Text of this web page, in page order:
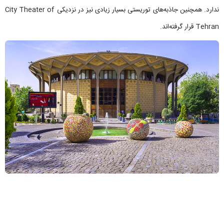
ندارد. همچنین جاذبه‌های توریستی بسیار زیادی نیز در نزدیکی City Theater of
Tehran قرار گرفته‌اند.